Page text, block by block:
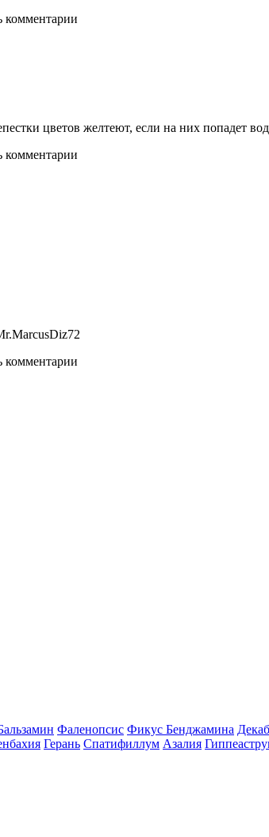
комментарии
цветов желтеют, если на них попадет
комментарии
комментарии
Фаленопсис Фикус Бенджамина
Герань Спатифиллум Азалия